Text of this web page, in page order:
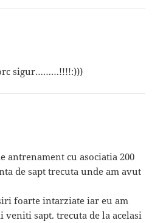
sigur………!!!!:)))
antrenament cu asociatia 200
de sapt trecuta unde am avut
foarte intarziate iar eu am
sapt. trecuta de la acelasi